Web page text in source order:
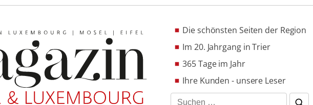
Die schönsten Seiten der Region
Im 20. Jahrgang in Trier
365 Tage im Jahr
Ihre Kunden - unsere Leser
Suchen